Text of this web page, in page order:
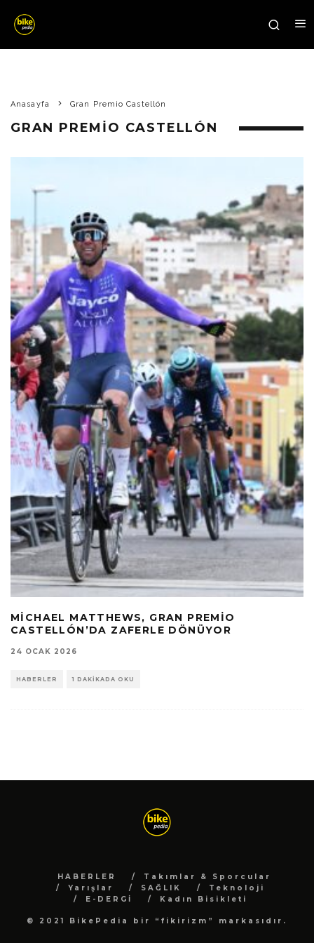
Anasayfa Gran Premio Castellón
GRAN PREMIO CASTELLÓN
MICHAEL MATTHEWS, GRAN PREMIO
CASTELLÓN’DA ZAFERLE DÖNÜYOR
24 OCAK 2026
HABERLER 1 DAKIKADA OKU
HABERLER
Takımlar & Sporcular
Yarışlar
SAĞLIK
Teknoloji
E-DERGİ
Kadın Bisikleti
© 2021 BikePedia bir “fikirizm” markasıdır.